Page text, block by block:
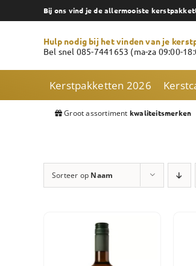
to
Bij ons vind je de allermooiste
Hulp nodig bij het vinden van je
Bel snel 085-7441653 (ma-za 09:00-
Kerstpakketten 2026
Groot assortiment kwaliteitsmerken
Sorteer op Naam